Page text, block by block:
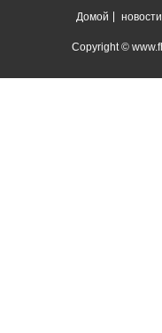
Домой новости
Copyright ©